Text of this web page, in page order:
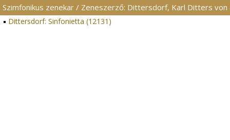
Szimfonikus zenekar / Zeneszerző: Dittersdorf, Karl Ditters von
Dittersdorf: Sinfonietta (12131)